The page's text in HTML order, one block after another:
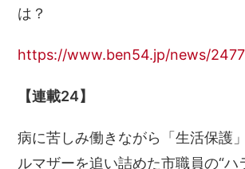
は？
https://www.ben54.jp/news/2477
【連載24】
病に苦しみ働きながら「生活保護
ルマザーを追い詰めた市職員の“